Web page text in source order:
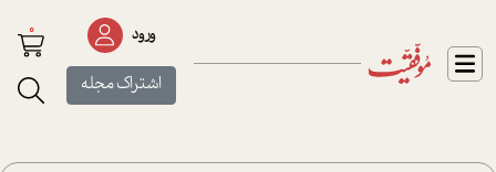
ورود
اشتراک مجله
0